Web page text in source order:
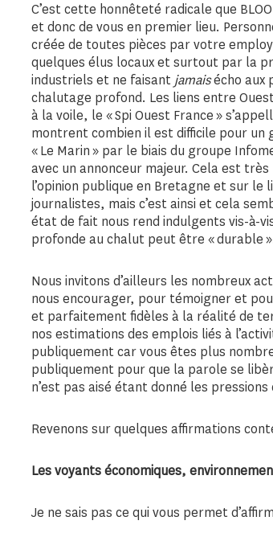
C’est cette honnêteté radicale que
et donc de vous en premier lieu.
créée de toutes pièces par votre
quelques élus locaux et surtout par la
industriels et ne faisant jamaisécho aux
chalutage profond. Les liens entre
à la voile, le « Spi Ouest France »
montrent combien il est difficile pour un
« Le Marin » par le biais du groupe
avec un annonceur majeur. Cela est
l’opinion publique en Bretagne et sur
journalistes, mais c’est ainsi et cela
état de fait nous rend indulgents vis-à-
profonde au chalut peut être « durable
Nous invitons d’ailleurs les nombreux
nous encourager, pour témoigner et
et parfaitement fidèles à la réalité de
nos estimations des emplois liés à
publiquement car vous êtes plus
publiquement pour que la parole se
n’est pas aisé étant donné les
Revenons sur quelques affirmations
Les voyants économiques,
Je ne sais pas ce qui vous permet